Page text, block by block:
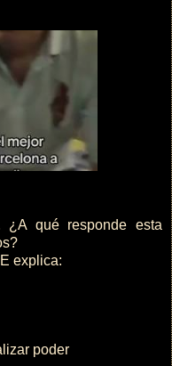
¿A qué responde esta
explica:
poder